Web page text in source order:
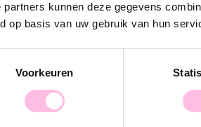
kunnen deze gegevens
op basis van uw gebruik van hun
Voorkeuren